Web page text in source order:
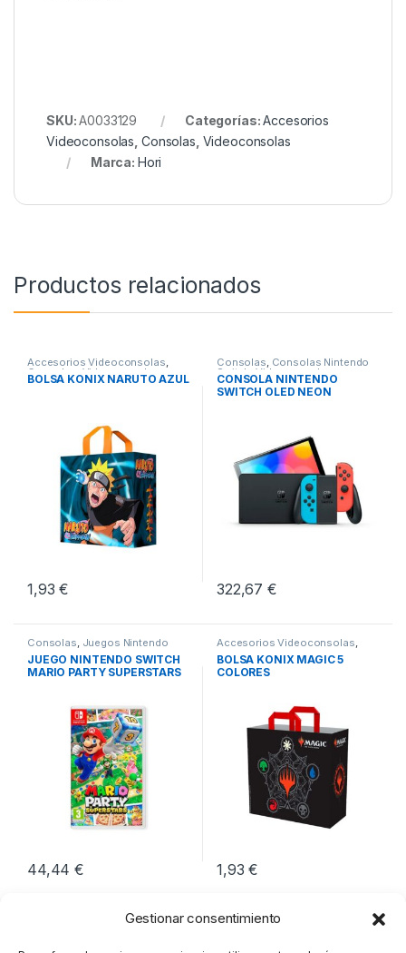
Gestionar consentimiento
SKU:A0033129 Categorías:Accesorios
Videoconsolas Consolas Videoconsolas
Marca: Hori
Productos relacionados
Accesorios Videoconsolas,
Consolas,Videoconsolas
BOLSA KONIX NARUTO AZUL
1,93€
Consolas, Consolas Nintendo
Switch,Videoconsolas
CONSOLA NINTENDO
SWITCH OLED NEON
322,67€
Consolas, Juegos Nintendo
Switch, Videoconsolas
JUEGO NINTENDO SWITCH
MARIO PARTY SUPERSTARS
44,44€
Accesorios Videoconsolas,
Consolas,Videoconsolas
BOLSA KONIX MAGIC 5
COLORES
1,93€